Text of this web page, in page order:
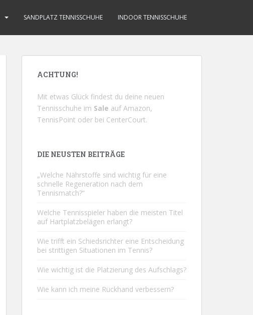
SANDPLATZ TENNISSCHUHE INDOOR TENNISSCHUHE
ACHTUNG!
Mit etwas Glück findest du deine neuen
Tennisschuhe im Sale aufAmazon,
TennisPoint oder bei CenterCourt.
DIE NEUSTEN BEITRÄGE
„Welche Nährstoffe sind wichtig für eine
schnelle Regeneration nach dem
Tennismatch?“
Welche Tennisspieler haben die meisten Titel
auf Hartplatzbelägen erlangt?
Wie trifft ein Schiedsrichter eine Entscheidung
bei strittigen Situationen im Tennis?
Wie wichtig ist die Platzierung des Aufschlags?
Wie kann ich meine Rückhand verbessern?